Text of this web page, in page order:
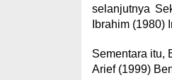
selanjutnya
Ibrahim (1980)
Sementara itu,
Arief (1999)